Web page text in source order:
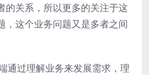
的关系，所以更多的关注于这
，这个业务问题又是多者之间
通过理解业务来发展需求，理